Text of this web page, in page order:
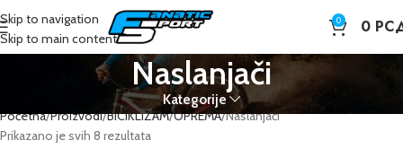
Skip to navigation
Skip to main content
0 0
Naslanjači
Kategorije
Početna Proizvodi BICIKLIZAM OPREMA Naslanjači
Prikazano je svih 8 rezultata